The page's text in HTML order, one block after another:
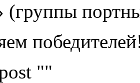
(группы
""